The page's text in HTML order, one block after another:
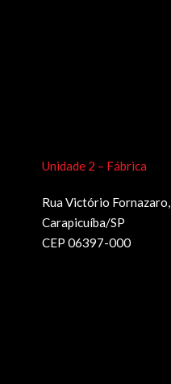
Unidade 2 – Fábrica
Rua Victório
Carapicuíba/SP
CEP 06397-000